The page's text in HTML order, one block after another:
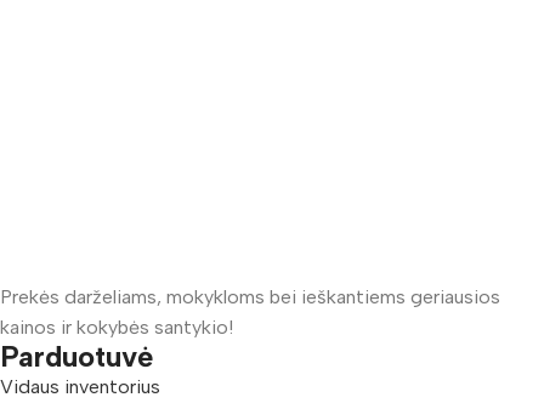
Prekės darželiams, mokykloms bei ieškantiems geriausios
kainos ir kokybės santykio!
Parduotuvė
Vidaus inventorius